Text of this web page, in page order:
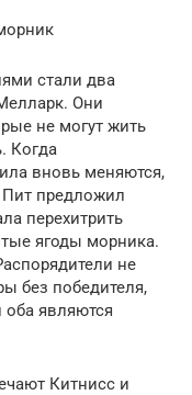
стали два
Они
не могут жить
Когда
вновь меняются,
предложил
перехитрить
ягоды морника.
не
без победителя,
являются
Китнисс и